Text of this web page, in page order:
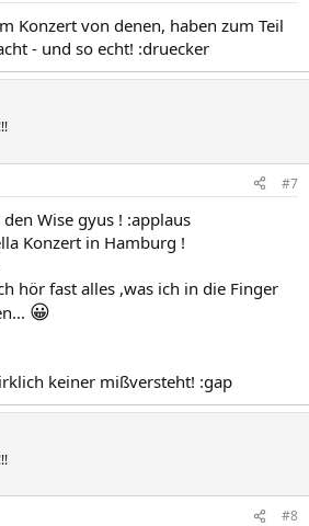
Konzert von denen, haben zum Teil
- und so echt! :druecker
#7
Wise gyus ! :applaus
Konzert in Hamburg !
hör fast alles ,was ich in die Finger
😀
keiner mißversteht! :gap
#8